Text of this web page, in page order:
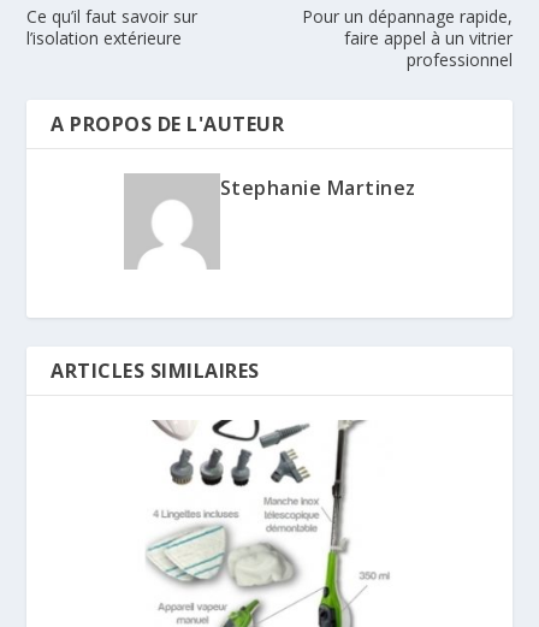
Ce qu’il faut savoir sur
l’isolation extérieure
Pour un dépannage rapide,
faire appel à un vitrier
professionnel
A PROPOS DE L'AUTEUR
Stephanie Martinez
ARTICLES SIMILAIRES